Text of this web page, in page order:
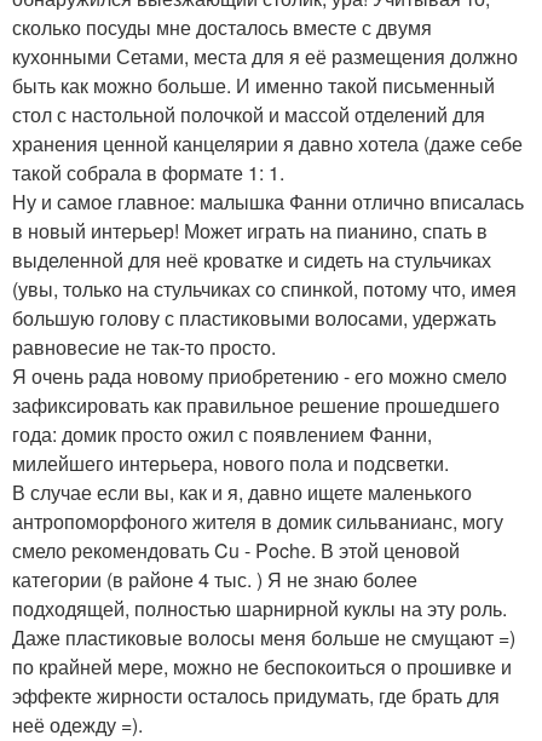
сколько посуды мне досталось вместе с двумя
кухонными Сетами, места для я её размещения должно
быть как можно больше. И именно такой письменный
стол с настольной полочкой и массой отделений для
хранения ценной канцелярии я давно хотела (даже себе
такой собрала в формате 1: 1.
Ну и самое главное: малышка Фанни отлично вписалась
в новый интерьер! Может играть на пианино, спать в
выделенной для неё кроватке и сидеть на стульчиках
(увы, только на стульчиках со спинкой, потому что, имея
большую голову с пластиковыми волосами, удержать
равновесие не так-то просто.
Я очень рада новому приобретению - его можно смело
зафиксировать как правильное решение прошедшего
года: домик просто ожил с появлением Фанни,
милейшего интерьера, нового пола и подсветки.
В случае если вы, как и я, давно ищете маленького
антропоморфоного жителя в домик сильванианс, могу
смело рекомендовать Cu - Poche. В этой ценовой
категории (в районе 4 тыс. ) Я не знаю более
подходящей, полностью шарнирной куклы на эту роль.
Даже пластиковые волосы меня больше не смущают =)
по крайней мере, можно не беспокоиться о прошивке и
эффекте жирности осталось придумать, где брать для
неё одежду =).